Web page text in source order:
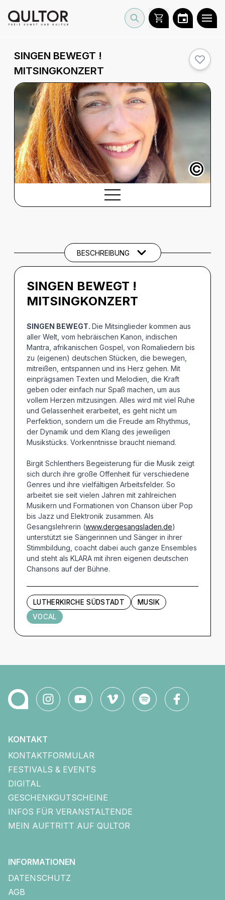
SINGEN BEWEGT !
MITSINGKONZERT
©
BESCHREIBUNG
SINGEN BEWEGT !
MITSINGKONZERT
SINGEN BEWEGT. Die Mitsinglieder kommen aus
aller Welt, vom hebräischen Kanon, indischen
Mantra, afrikanischen Gospel, von Romaliedern bis
zu (eigenen) deutschen Stücken, die bewegen,
mitreißen, entspannen und ins Herz gehen. Mit
einprägsamen Texten und Melodien, die Kraft
geben oder einfach nur Spaß machen, um aus
vollem Herzen mitzusingen. Alles wird mit viel Ruhe
und Gelassenheit erarbeitet, es geht nicht um
Perfektion, sondern um die Freude am Rhythmus,
der Dynamik und dem Klang des jeweiligen
Musikstücks. Vorkenntnisse braucht niemand.
Birgit Schlenthers Begeisterung für die Musik zeigt
sich durch ihre große Offenheit für verschiedene
Genres und ihre vielfältigen Arbeitsfelder. So
arbeitet sie seit vielen Jahren mit zahlreichen
Musikern und Formationen von Chanson über Pop
bis Jazz und Elektronik zusammen. Als
Gesangslehrerin (www.dergesangsladen.de)
unterstützt sie Sängerinnen und Sänger in ihrer
Stimmbildung, coacht dabei auch ganze Ensembles
und steht als KLARA mit ihren eigenen deutschen
Chansons auf der Bühne.
LUTHERKIRCHE SÜDSTADT
MUSIK
VOCAL
KONTAKT
KONTAKTFORMULAR
FESTIVALS & EVENTS
DIGITAL
GESCHENKGUTSCHEINE
INFOS FÜR VERANSTALTENDE
MEIN AUFTRITT AUF QULTOR
INFORMATIONEN
DATENSCHUTZ
AGB